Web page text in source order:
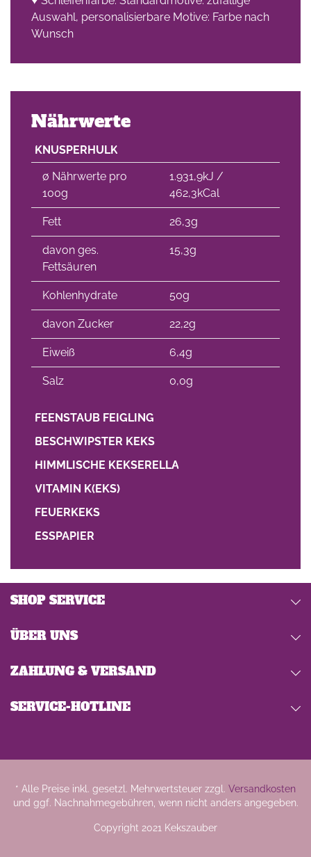
Auswahl, personalisierbare Motive: Farbe nach
Wunsch
Nährwerte
KNUSPERHULK
∅ Nährwerte pro
100g
1.931,9kJ /
462,3kCal
Fett 26,3g
davon ges.
Fettsäuren
15,3g
Kohlenhydrate 50g
davon Zucker 22,2g
Eiweiß 6,4g
Salz 0,0g
FEENSTAUB FEIGLING
BESCHWIPSTER KEKS
HIMMLISCHE KEKSERELLA
VITAMIN K(EKS)
FEUERKEKS
ESSPAPIER
SERVICE-HOTLINE
SHOP SERVICE
ÜBER UNS
ZAHLUNG & VERSAND
* Alle Preise inkl. gesetzl. Mehrwertsteuer zzgl. Versandkosten
und ggf. Nachnahmegebühren, wenn nicht anders angegeben.
Copyright 2021 Kekszauber